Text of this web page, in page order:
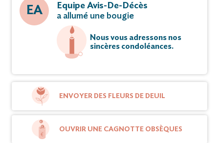
EA
Equipe Avis-De-Décès
a allumé une bougie
Nous vous adressons nos
sincères condoléances.
ENVOYER DES FLEURS DE DEUIL
OUVRIR UNE CAGNOTTE OBSÈQUES